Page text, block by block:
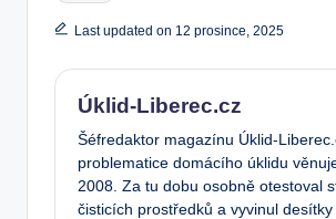
Last updated on 12 prosince, 2025
Úklid-Liberec.cz
Šéfredaktor magazínu Úklid-
problematice domácího úklidu
2008. Za tu dobu osobně otestoval
čisticích prostředků a vyvinul